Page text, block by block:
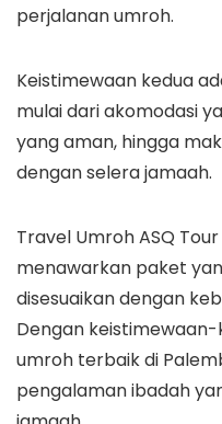
perjalanan umroh.
Keistimewaan kedua
mulai dari akomodasi
yang aman, hingga
dengan selera jamaah.
Travel Umroh ASQ
menawarkan paket
disesuaikan dengan
Dengan
umroh terbaik di
pengalaman ibadah